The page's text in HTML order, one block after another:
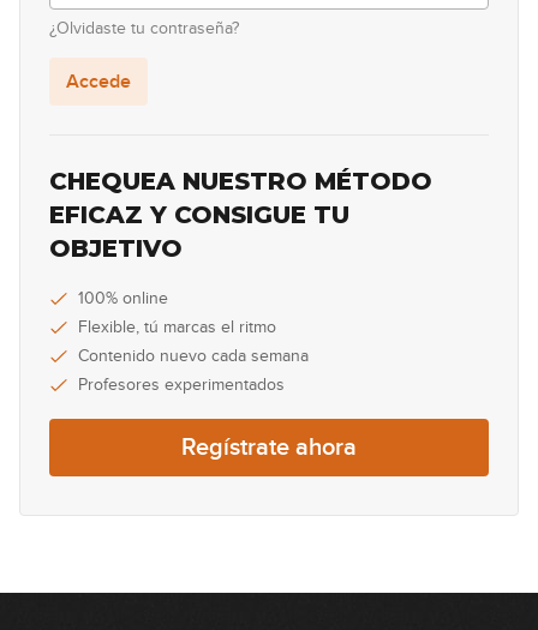
28
¿Olvidaste tu contraseña?
Accede
CHEQUEA NUESTRO MÉTODO
EFICAZ Y CONSIGUE TU
OBJETIVO
100% online
Flexible, tú marcas el ritmo
Contenido nuevo cada semana
Profesores experimentados
Regístrate ahora